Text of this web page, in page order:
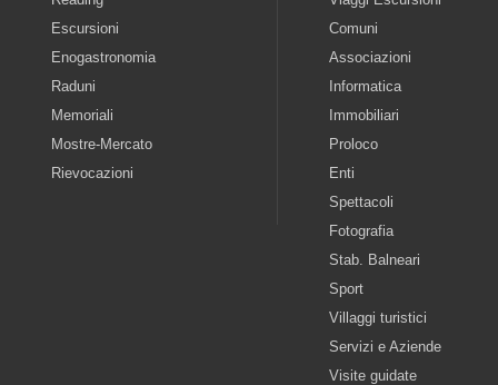
Escursioni
Enogastronomia
Raduni
Memoriali
Mostre-Mercato
Rievocazioni
Comuni
Associazioni
Informatica
Immobiliari
Proloco
Enti
Spettacoli
Fotografia
Stab. Balneari
Sport
Villaggi turistici
Servizi e Aziende
Visite guidate